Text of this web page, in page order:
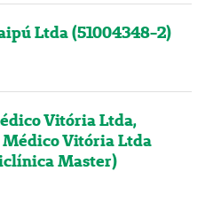
Ltda (51004348-2)
Vitória Ltda,
Médico Vitória Ltda
Master)